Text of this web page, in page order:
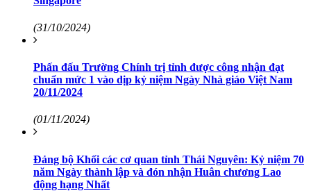
(31/10/2024)
Phấn đấu Trường Chính trị tỉnh được công nhận đạt
chuẩn mức 1 vào dịp kỷ niệm Ngày Nhà giáo Việt Nam
20/11/2024
(01/11/2024)
Đảng bộ Khối các cơ quan tỉnh Thái Nguyên: Kỷ niệm 70
năm Ngày thành lập và đón nhận Huân chương Lao
động hạng Nhất